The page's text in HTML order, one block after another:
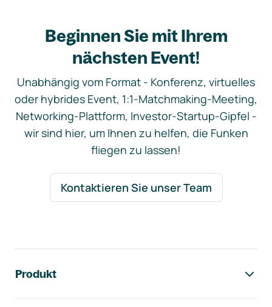
Beginnen Sie mit Ihrem
nächsten Event!
Unabhängig vom Format - Konferenz, virtuelles
oder hybrides Event, 1:1-Matchmaking-Meeting,
Networking-Plattform, Investor-Startup-Gipfel -
wir sind hier, um Ihnen zu helfen, die Funken
fliegen zu lassen!
Kontaktieren Sie unser Team
Produkt